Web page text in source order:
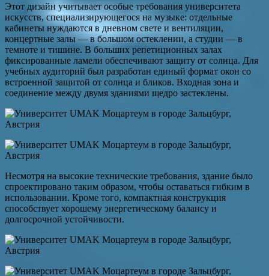
Этот дизайн учитывает особые требования университета
искусств, специализирующегося на музыке: отдельные
кабинеты нуждаются в дневном свете и вентиляции,
концертные залы — в большом остеклении, а студии — в
темноте и тишине. В больших репетиционных залах
фиксированные ламели обеспечивают защиту от солнца. Для
учебных аудиторий был разработан единый формат окон со
встроенной защитой от солнца и бликов. Входная зона и
соединение между двумя зданиями щедро застеклены.
Несмотря на высокие технические требования, здание было
спроектировано таким образом, чтобы оставаться гибким в
использовании. Кроме того, компактная конструкция
способствует хорошему энергетическому балансу и
долгосрочной устойчивости.